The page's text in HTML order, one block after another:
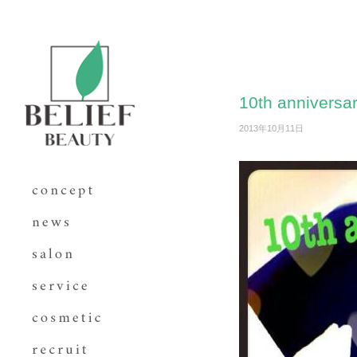
10th
2013年10月11日